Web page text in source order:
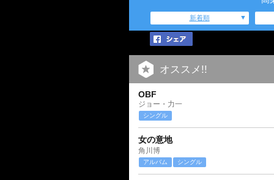
新着順
オススメ!!
OBF
ジョー・力一
シングル
女の意地
角川博
アルバム シングル